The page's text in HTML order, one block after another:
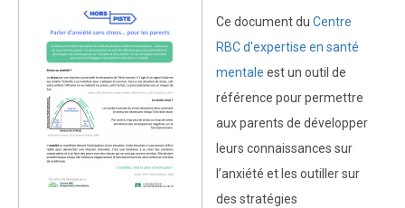
Ce document du Centre
RBC d'expertise en santé
mentale est un outil de
référence pour permettre
aux parents de développer
leurs connaissances sur
l’anxiété et les outiller sur
des stratégies